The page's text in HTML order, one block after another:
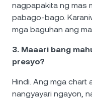
nagpapakita ng mas
pabago-bago.
mga baguhan ang
3. Maaari bang
presyo?
Hindi. Ang mga chart
nangyayari ngayon,